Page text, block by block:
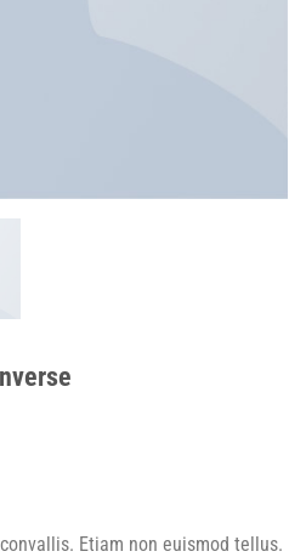
Etiam non euismod tellus.